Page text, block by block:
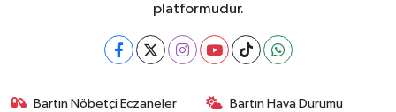
platformudur.
Bartın Nöbetçi Eczaneler Bartın Hava Durumu